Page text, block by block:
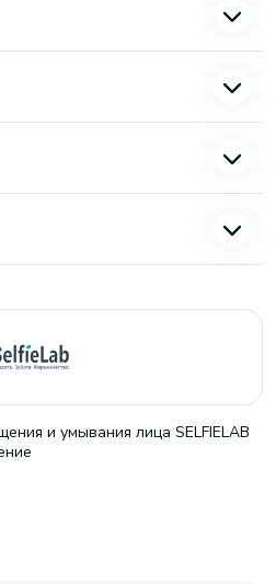
и умывания лица SELFIELAB